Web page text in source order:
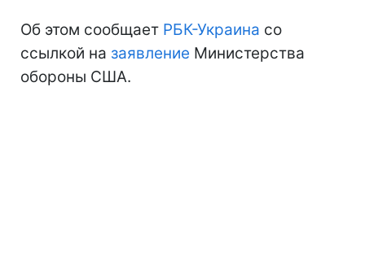
Об этом сообщает РБК-Украина со
ссылкой на заявление Министерства
обороны США.